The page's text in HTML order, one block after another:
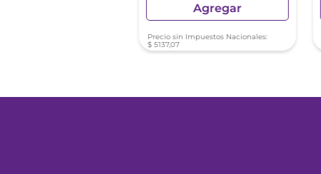
Agregar
Precio sin Impuestos Nacionales:
$ 5137,07